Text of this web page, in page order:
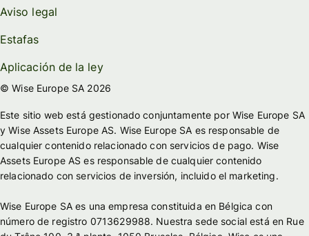
Aviso legal
Estafas
Aplicación de la ley
© Wise Europe SA 2026
Este sitio web está gestionado conjuntamente por Wise Europe SA
y Wise Assets Europe AS. Wise Europe SA es responsable de
cualquier contenido relacionado con servicios de pago. Wise
Assets Europe AS es responsable de cualquier contenido
relacionado con servicios de inversión, incluido el marketing.
Wise Europe SA es una empresa constituida en Bélgica con
número de registro 0713629988. Nuestra sede social está en Rue